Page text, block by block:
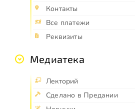
Контакты
Все платежи
Реквизиты
Медиатека
Лекторий
Сделано в Предании